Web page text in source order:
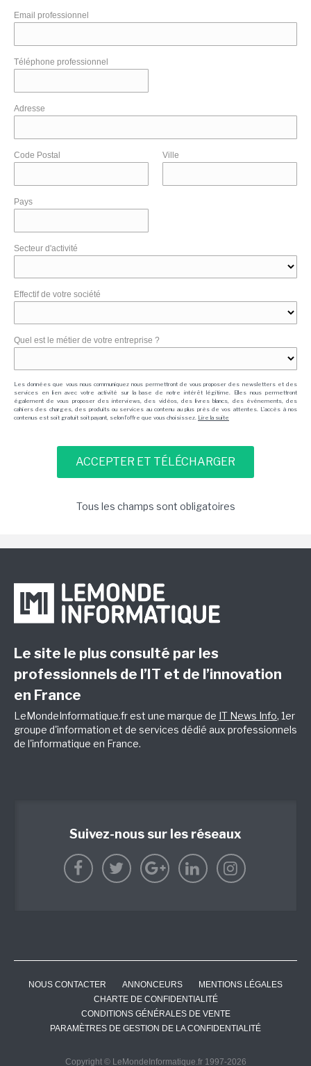
Email professionnel
Téléphone professionnel
Adresse
Code Postal Ville
Pays
Secteur d'activité
Effectif de votre société
Quel est le métier de votre entreprise ?
Les données que vous nous communiquez nous permettront de vous proposer des newsletters et des
services en lien avec votre activité sur la base de notre intérêt légitime. Elles nous permettront
également de vous proposer des interviews, des vidéos, des livres blancs, des événements, des
cahiers des charges, des produits ou services au contenu au plus près de vos attentes. L'accès à nos
contenus est soit gratuit soit payant, selon l'offre que vous choisissez. Lire la suite
Tous les champs sont obligatoires
Le site le plus consulté par les
professionnels de l’IT et de l’innovation
en France
LeMondeInformatique.fr est une marque de IT News Info, 1er
groupe d'information et de services dédié aux professionnels
de l'informatique en France.
Suivez-nous sur les réseaux
NOUS CONTACTER ANNONCEURS
MENTIONS LÉGALES
CHARTE DE CONFIDENTIALITÉ
CONDITIONS GÉNÉRALES DE VENTE
PARAMÈTRES DE GESTION DE LA CONFIDENTIALITÉ
Copyright © LeMondeInformatique.fr 1997-2026